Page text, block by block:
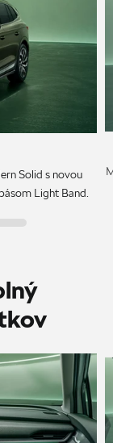
Solid s novou
Light Band.